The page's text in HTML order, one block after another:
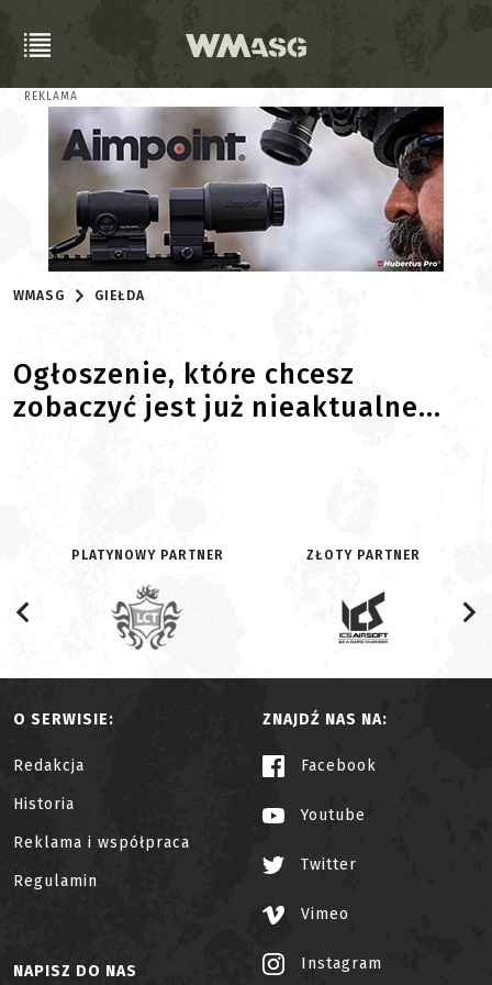
REKLAMA
WMASG GIEŁDA
Ogłoszenie, które chcesz
zobaczyć jest już nieaktualne...
PLATYNOWY PARTNER ZŁOTY PARTNER
O SERWISIE:
Redakcja
Historia
Reklama i współpraca
Regulamin
ZNAJDŹ NAS NA:
Facebook
Youtube
Twitter
Vimeo
Instagram
NAPISZ DO NAS